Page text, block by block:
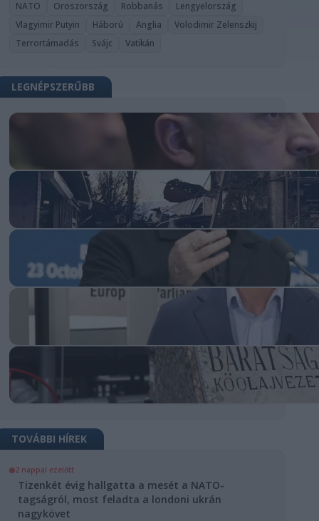
is
a
NATO
Oroszország Robbanás
Lengyelország
Vlagyimir Putyin
Háború Anglia
Volodimir Zelenszkij
Terrortámadás
Svájc Vatikán
LEGNÉPSZERŰBB
TOVÁBBI HÍREK
2 nappal ezelőtt
Tizenkét évig hallgatta a mesét a NATO-
tagságról, most feladta a londoni ukrán
nagykövet